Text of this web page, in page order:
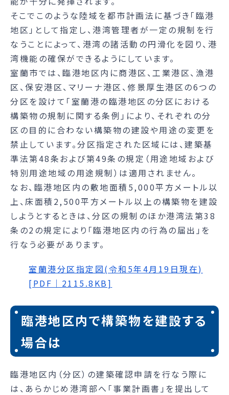
そこでこのような陸域を都市計画法に基づき「臨港
地区」として指定し、港湾管理者が一定の規制を行
なうことによって、港湾の諸活動の円滑化を図り、港
湾機能の確保ができるようにしています。
室蘭市では、臨港地区内に商港区、工業港区、漁港
区、保安港区、マリーナ港区、修景厚生港区の6つの
分区を設けて「室蘭港の臨港地区の分区における
構築物の規制に関する条例」により、それぞれの分
区の目的に合わない構築物の建設や用途の変更を
禁止しています。分区指定された区域には、建築基
準法第48条および第49条の規定（用途地域および
特別用途地域の用途規制）は適用されません。
なお、臨港地区内の敷地面積5,000平方メートル以
上、床面積2,500平方メートル以上の構築物を建設
しようとするときは、分区の規制のほか港湾法第38
条の2の規定により「臨港地区内の行為の届出」を
行なう必要があります。
室蘭港分区指定図(令和5年4月19日現在)
[PDF｜2115.8KB]
臨港地区内で構築物を建設する
場合は
臨港地区内（分区）の建築確認申請を行なう際に
は、あらかじめ港湾部へ「事業計画書」を提出して